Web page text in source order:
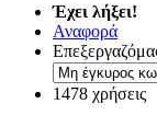
Έχει λήξει!
Αναφορά
1478 χρήσεις